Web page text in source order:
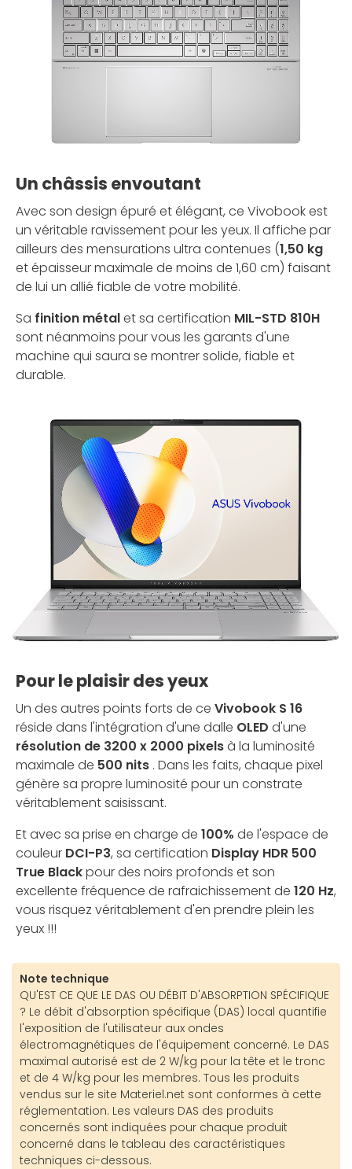
Un châssis envoutant
Avec son design épuré et élégant, ce Vivobook est
un véritable ravissement pour les yeux. Il affiche par
ailleurs des mensurations ultra contenues (1,50 kg
et épaisseur maximale de moins de 1,60 cm) faisant
de lui un allié fiable de votre mobilité.
Sa finition métalet sa certification MIL-STD 810H
sont néanmoins pour vous les garants d'une
machine qui saura se montrer solide, fiable et
durable.
Pour le plaisir des yeux
Un des autres points forts de ce Vivobook S 16
réside dans l'intégration d'une dalle OLED d'une
résolution de 3200 x 2000 pixelsà la luminosité
maximale de 500 nits . Dans les faits, chaque pixel
génère sa propre luminosité pour un constrate
véritablement saisissant.
Et avec sa prise en charge de 100% de l'espace de
couleur DCI-P3, sa certification Display HDR 500
True Blackpour des noirs profonds et son
excellente fréquence de rafraichissement de 120 Hz,
vous risquez véritablement d'en prendre plein les
yeux !!!
Note technique
QU'EST CE QUE LE DAS OU DÉBIT D'ABSORPTION SPÉCIFIQUE
? Le débit d'absorption spécifique (DAS) local quantifie
l'exposition de l'utilisateur aux ondes
électromagnétiques de l'équipement concerné. Le DAS
maximal autorisé est de 2 W/kg pour la tête et le tronc
et de 4 W/kg pour les membres. Tous les produits
vendus sur le site Materiel.net sont conformes à cette
réglementation. Les valeurs DAS des produits
concernés sont indiquées pour chaque produit
concerné dans le tableau des caractéristiques
techniques ci-dessous.